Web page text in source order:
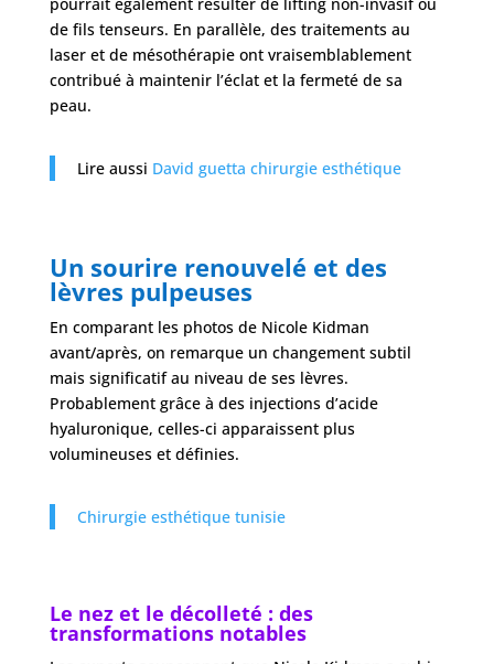
de fils tenseurs. En parallèle, des traitements au
laser et de mésothérapie ont vraisemblablement
contribué à maintenir l’éclat et la fermeté de sa
peau.
Lire aussi David guetta chirurgie esthétique
Un sourire renouvelé et des
lèvres pulpeuses
En comparant les photos de Nicole Kidman
avant/après, on remarque un changement subtil
mais significatif au niveau de ses lèvres.
Probablement grâce à des injections d’acide
hyaluronique, celles-ci apparaissent plus
volumineuses et définies.
Chirurgie esthétique tunisie
Le nez et le décolleté : des
transformations notables